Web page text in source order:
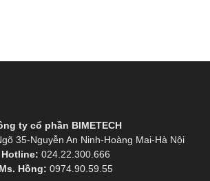
ty cổ phần BIMETECH
35-Nguyễn An Ninh-Hoàng Mai-Hà Nội
Hotline: 024.22.300.666
Ms. Hồng: 0974.90.59.55